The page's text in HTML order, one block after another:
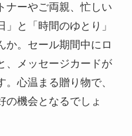
ナーやご両親、忙しい
と「時間のゆとり」
か。セール期間中にロ
、メッセージカードが
心温まる贈り物で、
の機会となるでしょ